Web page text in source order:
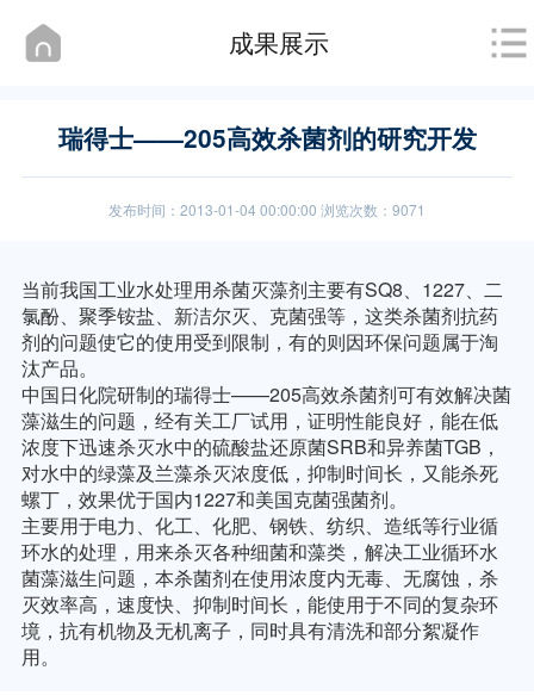
成果展示
瑞得士——205高效杀菌剂的研究开发
发布时间：2013-01-04 00:00:00 浏览次数：9071
当前我国工业水处理用杀菌灭藻剂主要有SQ8、 1227、二
氯酚、聚季铵盐、新洁尔灭、克菌强等，这类杀菌剂抗药
剂的问题使它的使用受到限制，有的则因环保问题属于淘
汰产品。
中国日化院研制的瑞得士——205高效杀菌剂可有效解决菌
藻滋生的问题，经有关工厂试用，证明性能良好，能在低
浓度下迅速杀灭水中的硫酸盐还原菌SRB和异养菌TGB ，
对水中的绿藻及兰藻杀灭浓度低，抑制时间长，又能杀死
螺丁，效果优于国内1227和美国克菌强菌剂。
主要用于电力、化工、化肥、钢铁、纺织、造纸等行业循
环水的处理，用来杀灭各种细菌和藻类，解决工业循环水
菌藻滋生问题，本杀菌剂在使用浓度内无毒、无腐蚀，杀
灭效率高，速度快、抑制时间长，能使用于不同的复杂环
境，抗有机物及无机离子，同时具有清洗和部分絮凝作
用。